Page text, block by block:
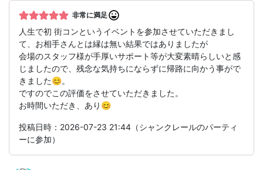
非常に満足
人生で初 街コンというイベントを参加させていただきまし
て、お相手さんとは縁は無い結果ではありましたが
会場のスタッフ様が手厚いサポート等が大変素晴らしいと感
じましたので、残念な気持ちにならずに帰路に向かう事がで
きました😊。
ですのでこの評価をさせていただきました。
お時間いただき、あり😊
投稿日時：2026-07-23 21:44（シャンクレールのパーティ
ーに参加）